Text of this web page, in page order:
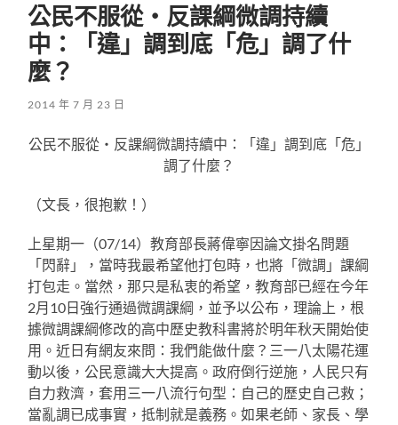
公民不服從‧反課綱微調持續
中：「違」調到底「危」調了什
麼？
2014 年 7 月 23 日
公民不服從‧反課綱微調持續中：「違」調到底「危」
調了什麼？
（文長，很抱歉！）
上星期一（07/14）教育部長蔣偉寧因論文掛名問題
「閃辭」，當時我最希望他打包時，也將「微調」課綱
打包走。當然，那只是私衷的希望，教育部已經在今年
2月10日強行通過微調課綱，並予以公布，理論上，根
據微調課綱修改的高中歷史教科書將於明年秋天開始使
用。近日有網友來問：我們能做什麼？三一八太陽花運
動以後，公民意識大大提高。政府倒行逆施，人民只有
自力救濟，套用三一八流行句型：自己的歷史自己救；
當亂調已成事實，抵制就是義務。如果老師、家長、學